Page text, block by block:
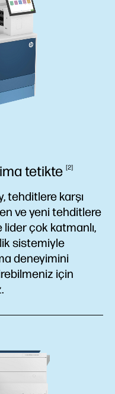
tetikte 2
tehditlere karşı
ve yeni tehditlere
çok katmanlı,
sistemiyle
deneyimini
için